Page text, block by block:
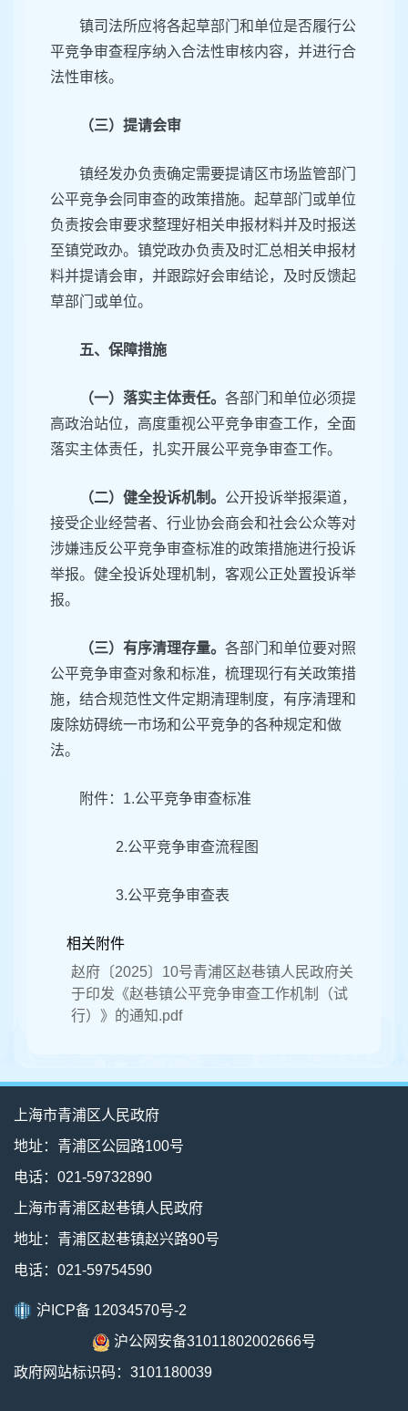
镇司法所应将各起草部门和单位是否履行公
平竞争审查程序纳入合法性审核内容，并进行合
法性审核。
（三）提请会审
镇经发办负责确定需要提请区市场监管部门
公平竞争会同审查的政策措施。起草部门或单位
负责按会审要求整理好相关申报材料并及时报送
至镇党政办。镇党政办负责及时汇总相关申报材
料并提请会审，并跟踪好会审结论，及时反馈起
草部门或单位。
五、保障措施
（一）落实主体责任。 各部门和单位必须提
高政治站位，高度重视公平竞争审查工作，全面
落实主体责任，扎实开展公平竞争审查工作。
（二）健全投诉机制。 公开投诉举报渠道，
接受企业经营者、行业协会商会和社会公众等对
涉嫌违反公平竞争审查标准的政策措施进行投诉
举报。健全投诉处理机制，客观公正处置投诉举
报。
（三）有序清理存量。 各部门和单位要对照
公平竞争审查对象和标准，梳理现行有关政策措
施，结合规范性文件定期清理制度，有序清理和
废除妨碍统一市场和公平竞争的各种规定和做
法。
附件：1.公平竞争审查标准
2.公平竞争审查流程图
3.公平竞争审查表
相关附件
赵府〔2025〕10号青浦区赵巷镇人民政府关
于印发《赵巷镇公平竞争审查工作机制（试
行）》的通知.pdf
上海市青浦区人民政府
地址：青浦区公园路100号
电话：021-59732890
上海市青浦区赵巷镇人民政府
地址：青浦区赵巷镇赵兴路90号
电话：021-59754590
沪ICP备 12034570号-2
沪公网安备31011802002666号
政府网站标识码：3101180039